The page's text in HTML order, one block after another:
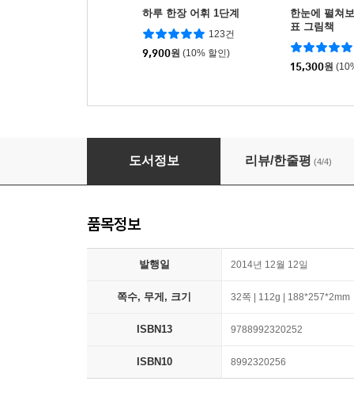
하루 한장 어휘 1단계
123건
9,900원 (10% 할인)
한눈에 펼쳐
표 그림책
15,300원
방주를 만든 노아
도서정보 리뷰/한줄평 (4/4)
품목정보
발행일 2014년 12월 12일
쪽수, 무게, 크기 32쪽 | 112g | 188*257*2mm
ISBN13 9788992320252
ISBN10 8992320256